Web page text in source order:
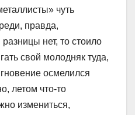
чуть
правда,
нет, то стоило
свой молодняк туда,
осмелился
летом что-то
измениться,